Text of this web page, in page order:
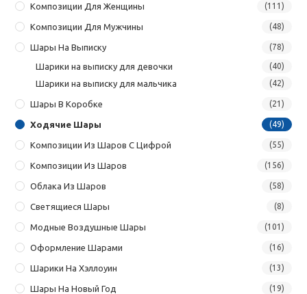
Композиции Для Женщины (111)
Композиции Для Мужчины (48)
Шары На Выписку (78)
Шарики на выписку для девочки (40)
Шарики на выписку для мальчика (42)
Шары В Коробке (21)
Ходячие Шары (49)
Композиции Из Шаров С Цифрой (55)
Композиции Из Шаров (156)
Облака Из Шаров (58)
Светящиеся Шары (8)
Модные Воздушные Шары (101)
Оформление Шарами (16)
Шарики На Хэллоуин (13)
Шары На Новый Год (19)